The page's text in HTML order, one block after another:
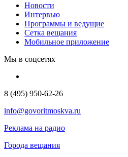
Новости
Интервью
Программы и ведущие
Сетка вещания
Мобильное приложение
Мы в соцсетях
8 (495) 950-62-26
info@govoritmoskva.ru
Реклама на радио
Города вещания